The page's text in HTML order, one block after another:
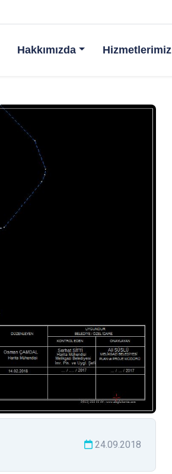
Hakkımızda Hizmetlerimiz
24.09.2018